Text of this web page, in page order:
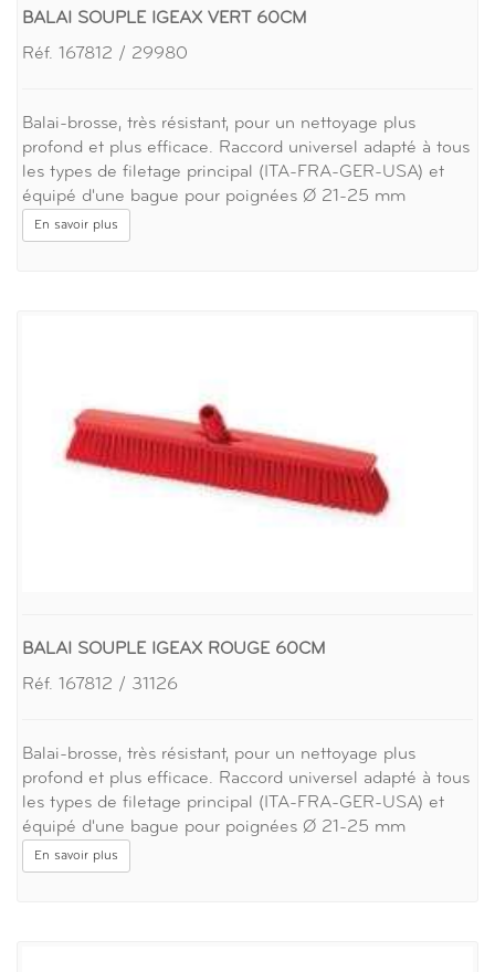
BALAI SOUPLE IGEAX VERT 60CM
Réf. 167812 / 29980
Balai-brosse, très résistant, pour un nettoyage plus
profond et plus efficace. Raccord universel adapté à tous
les types de filetage principal (ITA-FRA-GER-USA) et
équipé d'une bague pour poignées Ø 21-25 mm
En savoir plus
BALAI SOUPLE IGEAX ROUGE 60CM
Réf. 167812 / 31126
Balai-brosse, très résistant, pour un nettoyage plus
profond et plus efficace. Raccord universel adapté à tous
les types de filetage principal (ITA-FRA-GER-USA) et
équipé d'une bague pour poignées Ø 21-25 mm
En savoir plus